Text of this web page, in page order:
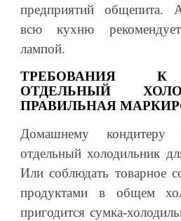
предприятий общепита.
всю кухню
лампой.
ТРЕБОВАНИЯ К
ОТДЕЛЬНЫЙ
ПРАВИЛЬНАЯ
Домашнему кондитеру
отдельный холодильник
Или соблюдать товарное
продуктами в общем
пригодится сумка-